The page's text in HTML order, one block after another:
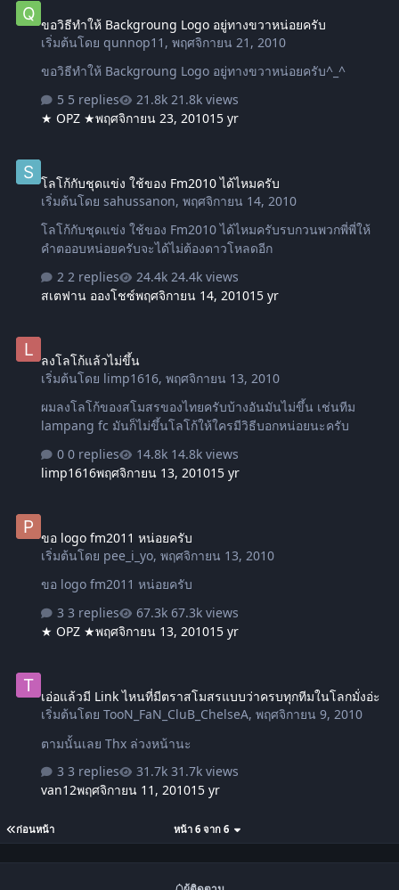
ขอวิธีทำให้ Backgroung Logo อยู่ทางขวาหน่อยครับ
เริ่มต้นโดยqunnop11 ,พฤศจิกายน 21, 2010
ขอวิธีทำให้ Backgroung Logo อยู่ทางขวาหน่อยครับ^_^
5 replies
21.8k views
★ OPZ ★พฤศจิกายน 23, 201015 yr
โลโก้กับชุดแข่ง ใช้ของ Fm2010 ได้ไหมครับ
เริ่มต้นโดยsahussanon,พฤศจิกายน 14, 2010
โลโก้กับชุดแข่ง ใช้ของ Fm2010 ได้ไหมครับรบกวนพวกพี่พี่ให้
คำตออบหน่อยครับจะได้ไม่ต้องดาวโหลดอีก
2 replies
24.4k views
สเตฟาน อองโชซ์พฤศจิกายน 14, 201015 yr
ลงโลโก้แล้วไม่ขึ้น
เริ่มต้นโดย limp1616,พฤศจิกายน 13, 2010
ผมลงโลโก้ของสโมสรของไทยครับบ้างอันมันไม่ขึ้น เช่นทีม
lampang fc มันก็ไม่ขึ้นโลโก้ให้ใครมีวิธีบอกหน่อยนะครับ
0 replies
14.8k views
limp1616พฤศจิกายน 13, 201015 yr
ขอ logo fm2011 หน่อยครับ
เริ่มต้นโดย pee_i_yo,พฤศจิกายน 13, 2010
ขอ logo fm2011 หน่อยครับ
3 replies
67.3k views
★ OPZ ★พฤศจิกายน 13, 201015 yr
เอ่อแล้วมี Link ไหนที่มีตราสโมสรแบบว่าครบทุกทีมในโลกมั่งอ่ะ
เริ่มต้นโดยTooN_FaN_CluB_ChelseA,พฤศจิกายน 9, 2010
ตามนั้นเลย Thx ล่วงหน้านะ
3 replies
31.7k views
van12พฤศจิกายน 11, 201015 yr
ก่อนหน้า หน้า 6 จาก 6